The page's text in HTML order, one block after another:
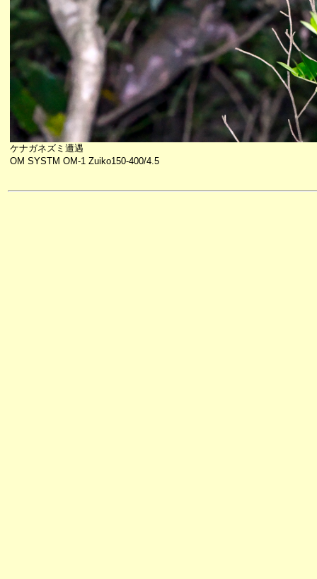
ケナガネズミ遭遇
OM SYSTM OM-1 Zuiko150-400/4.5